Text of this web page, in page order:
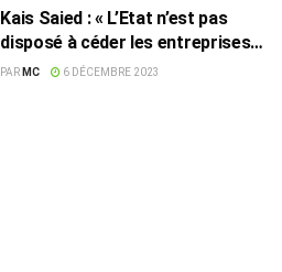
Kais Saied : « L’Etat n’est pas
disposé à céder les entreprises
publiques »
PAR MC 6 DÉCEMBRE 2023